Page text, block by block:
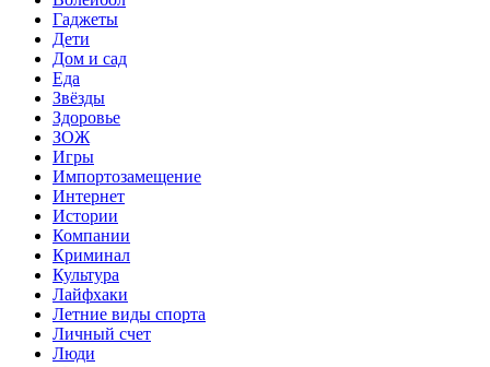
Гаджеты
Дети
Дом и сад
Еда
Звёзды
Здоровье
ЗОЖ
Игры
Импортозамещение
Интернет
Истории
Компании
Криминал
Культура
Лайфхаки
Летние виды спорта
Личный счет
Люди